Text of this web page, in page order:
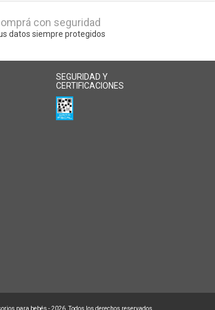
con seguridad
datos siempre protegidos
SEGURIDAD Y
CERTIFICACIONES
para bebés - 2026. Todos los derechos reservados.